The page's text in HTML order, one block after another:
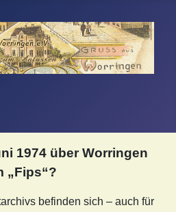
1974 über Worringen
„Fips“?
befinden sich – auch für